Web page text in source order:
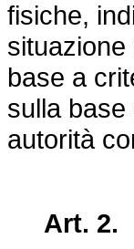
fisiche,
base a
sulla
autorità
Art. 2.